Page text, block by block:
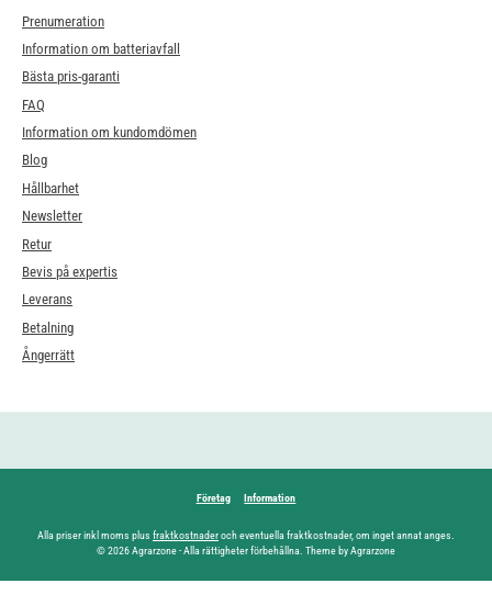
Prenumeration
Information om batteriavfall
Bästa pris-garanti
FAQ
Information om kundomdömen
Blog
Hållbarhet
Newsletter
Retur
Bevis på expertis
Leverans
Betalning
Ångerrätt
Företag Information
Alla priser inkl moms plus fraktkostnaderoch eventuella fraktkostnader, om inget annat anges.
© 2026 Agrarzone - Alla rättigheter förbehållna. Theme by Agrarzone